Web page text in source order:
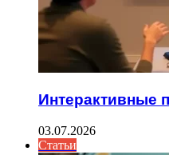
Интерактивные
03.07.2026
Статьи